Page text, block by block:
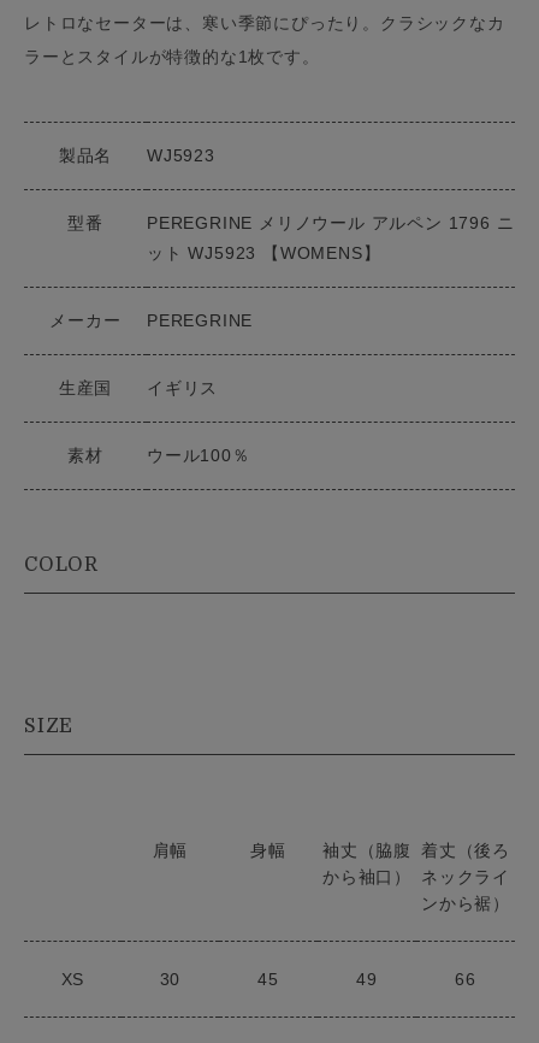
レトロなセーターは、寒い季節にぴったり。クラシックなカ
ラーとスタイルが特徴的な1枚です。
製品名 WJ5923
型番
PEREGRINE メリノウール アルペン 1796 ニ
ット WJ5923 【WOMENS】
メーカー PEREGRINE
生産国 イギリス
素材 ウール100％
COLOR
SIZE
肩幅 身幅
袖丈（脇腹
から袖口）
着丈（後ろ
ネックライ
ンから裾）
XS 30 45 49 66